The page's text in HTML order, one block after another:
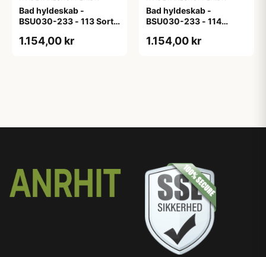
Bad hyldeskab -
BSU030-233 - 113 Sort
1.154,00 kr
Bad hyldeskab -
BSU030-233 - 114
m/eg ABS-kant
1.154,00 kr